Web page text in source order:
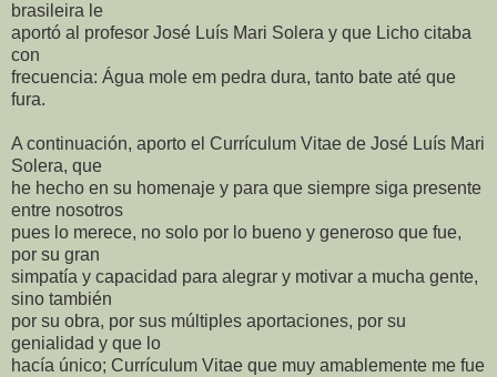
brasileira le
aportó al profesor José Luís Mari Solera y que Licho citaba
con
frecuencia: Água mole em pedra dura, tanto bate até que
fura.
A continuación, aporto el Currículum Vitae de José Luís Mari
Solera, que
he hecho en su homenaje y para que siempre siga presente
entre nosotros
pues lo merece, no solo por lo bueno y generoso que fue,
por su gran
simpatía y capacidad para alegrar y motivar a mucha gente,
sino también
por su obra, por sus múltiples aportaciones, por su
genialidad y que lo
hacía único; Currículum Vitae que muy amablemente me fue